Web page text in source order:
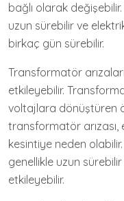
bağlı olarak
uzun sürebilir ve
birkaç gün sürebilir.
Transformatör
etkileyebilir.
voltajlara dönüştüren
transformatör arızası,
kesintiye neden
genellikle uzun
etkileyebilir.